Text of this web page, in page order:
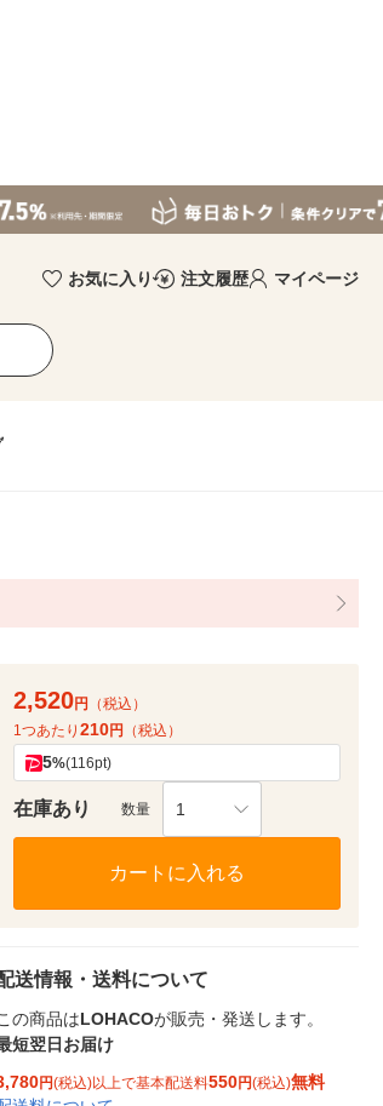
お気に入り 注文履歴 マイページ
2,520円
（税込）
1つあたり 210円 （税込）
5%(116pt)
在庫あり 数量 1
カートに入れる
送情報・送料について
の商品はLOHACOが販売・発送します。
短翌日お届け
円(税込)以上で基本配送料550円(税込)無料